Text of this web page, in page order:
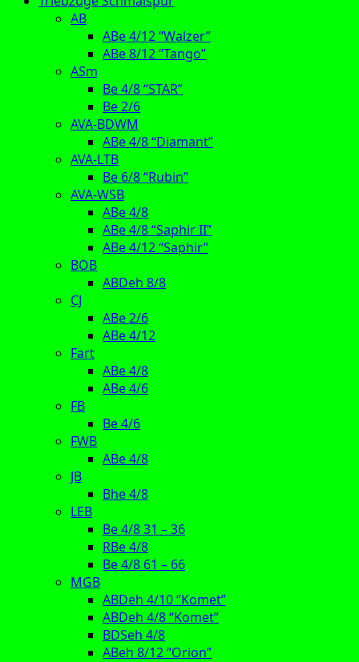
AB
ABe 4/12 “Walzer”
ABe 8/12 “Tango”
ASm
Be 4/8 “STAR”
Be 2/6
AVA-BDWM
ABe 4/8 “Diamant”
AVA-LTB
Be 6/8 “Rubin”
AVA-WSB
ABe 4/8
ABe 4/8 “Saphir II”
ABe 4/12 “Saphir”
BOB
ABDeh 8/8
CJ
ABe 2/6
ABe 4/12
Fart
ABe 4/8
ABe 4/6
FB
Be 4/6
FWB
ABe 4/8
JB
Bhe 4/8
LEB
Be 4/8 31 – 36
RBe 4/8
Be 4/8 61 – 66
MGB
ABDeh 4/10 “Komet”
ABDeh 4/8 “Komet”
BDSeh 4/8
ABeh 8/12 “Orion”